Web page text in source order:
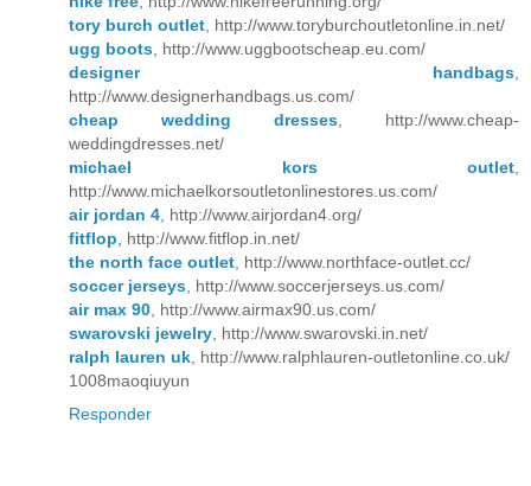
tory burch outlet , http://www.toryburchoutletonline.in.net/
ugg boots , http://www.uggbootscheap.eu.com/
designer handbags
http://www.designerhandbags.us.com/
cheap wedding dresses , http://www.cheap-
weddingdresses.net/
michael kors outlet
http://www.michaelkorsoutletonlinestores.us.com/
air jordan 4 , http://www.airjordan4.org/
fitflop , http://www.fitflop.in.net/
the north face outlet , http://www.northface-outlet.cc/
soccer jerseys , http://www.soccerjerseys.us.com/
air max 90 , http://www.airmax90.us.com/
swarovski jewelry , http://www.swarovski.in.net/
ralph lauren uk , http://www.ralphlauren-outletonline.co.uk/
1008maoqiuyun
Responder